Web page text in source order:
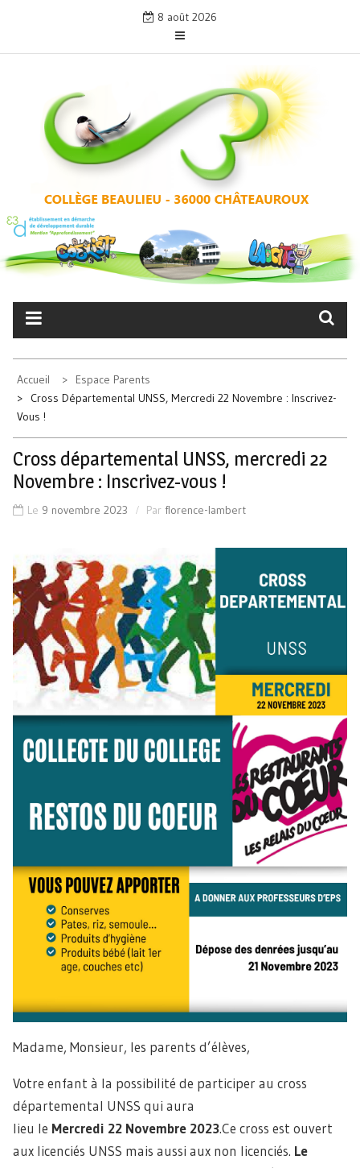
content
8 août 2026
COLLÈGE BEAULIEU –
CHÂTEAUROUX
Accueil
Espace Parents
Cross Départemental UNSS, Mercredi 22 Novembre : Inscrivez-
Vous !
Cross départemental UNSS, mercredi 22
Novembre : Inscrivez-vous !
Le 9 novembre 2023 Par florence-lambert
Madame, Monsieur, les parents d’élèves,
Votre enfant à la possibilité de participer au cross
départemental UNSS qui aura
lieu le Mercredi 22 Novembre 2023.Ce cross est ouvert
aux licenciés UNSS mais aussi aux non licenciés. Le